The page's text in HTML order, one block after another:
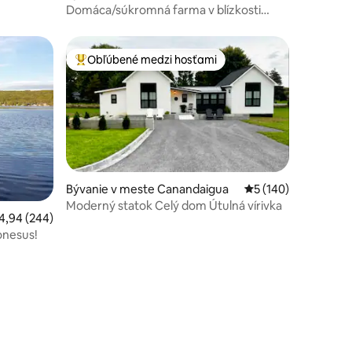
Domáca/súkromná farma v blízkosti
ohodnotenie 4,94 z 5, počet hodnotení: 244
(244)
Najobľúbenejšie medzi hosťami
Obľúbené medzi hosťami
Bývanie v meste Canandaigua Priemerné
5 (140)
Moderný statok Celý dom Útulná vírivka